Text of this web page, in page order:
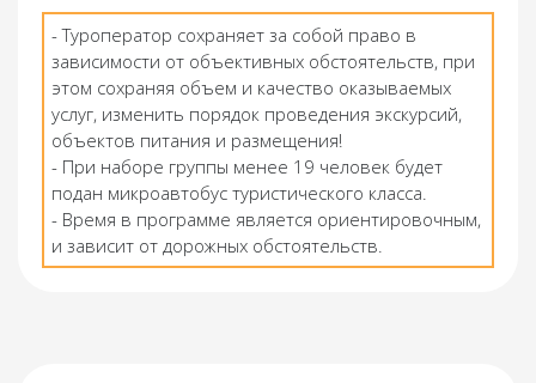
- Туроператор сохраняет за собой право в
зависимости от объективных обстоятельств, при
этом сохраняя объем и качество оказываемых
услуг, изменить порядок проведения экскурсий,
объектов питания и размещения!
- При наборе группы менее 19 человек будет
подан микроавтобус туристического класса.
- Время в программе является ориентировочным,
и зависит от дорожных обстоятельств.